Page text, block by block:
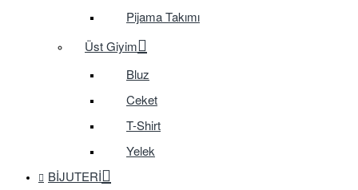
Pijama Takımı
Üst Giyim
Bluz
Ceket
T-Shirt
Yelek
BIJUTERI